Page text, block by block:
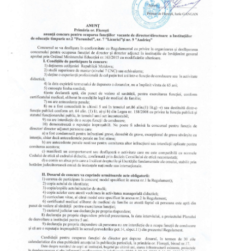
Proiecte
investiționale
Proiecte
în
derulare
Proiecte
prioritare
spre
finanțare
Proiecte
finalizate